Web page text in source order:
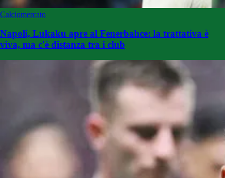
Calciomercato
Napoli, Lukaku apre al Fenerbahce: la trattativa è
viva, ma c'è distanza tra i club